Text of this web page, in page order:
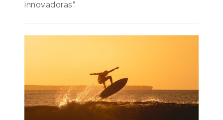
innovadoras”.